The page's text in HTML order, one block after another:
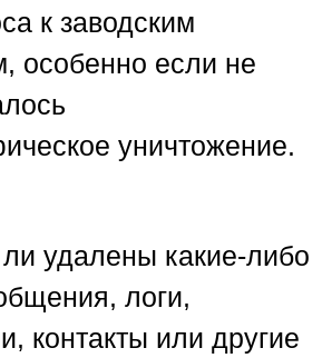
к заводским
особенно если не
уничтожение.
удалены какие-либо
логи,
контакты или другие